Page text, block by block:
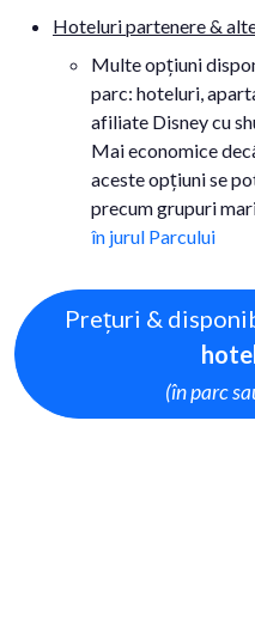
Hoteluri partenere &
Multe opțiuni
parc: hoteluri,
afiliate Disney cu
Mai economice
aceste opțiuni se
precum grupuri
în jurul Parcului
Prețuri &
(în parc